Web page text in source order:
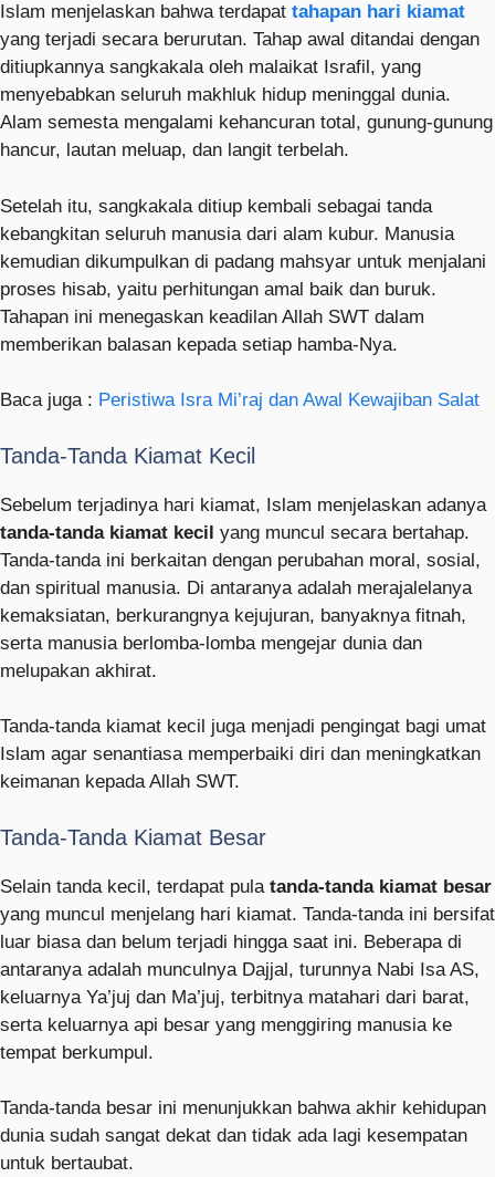
Islam menjelaskan bahwa terdapat tahapan hari kiamat
yang terjadi secara berurutan. Tahap awal ditandai dengan
ditiupkannya sangkakala oleh malaikat Israfil, yang
menyebabkan seluruh makhluk hidup meninggal dunia.
Alam semesta mengalami kehancuran total, gunung-gunung
hancur, lautan meluap, dan langit terbelah.
Setelah itu, sangkakala ditiup kembali sebagai tanda
kebangkitan seluruh manusia dari alam kubur. Manusia
kemudian dikumpulkan di padang mahsyar untuk menjalani
proses hisab, yaitu perhitungan amal baik dan buruk.
Tahapan ini menegaskan keadilan Allah SWT dalam
memberikan balasan kepada setiap hamba-Nya.
Baca juga : Peristiwa Isra Mi’raj dan Awal Kewajiban Salat
Tanda-Tanda Kiamat Kecil
Sebelum terjadinya hari kiamat, Islam menjelaskan adanya
tanda-tanda kiamat kecil yang muncul secara bertahap.
Tanda-tanda ini berkaitan dengan perubahan moral, sosial,
dan spiritual manusia. Di antaranya adalah merajalelanya
kemaksiatan, berkurangnya kejujuran, banyaknya fitnah,
serta manusia berlomba-lomba mengejar dunia dan
melupakan akhirat.
Tanda-tanda kiamat kecil juga menjadi pengingat bagi umat
Islam agar senantiasa memperbaiki diri dan meningkatkan
keimanan kepada Allah SWT.
Tanda-Tanda Kiamat Besar
Selain tanda kecil, terdapat pula tanda-tanda kiamat besar
yang muncul menjelang hari kiamat. Tanda-tanda ini bersifat
luar biasa dan belum terjadi hingga saat ini. Beberapa di
antaranya adalah munculnya Dajjal, turunnya Nabi Isa AS,
keluarnya Ya’juj dan Ma’juj, terbitnya matahari dari barat,
serta keluarnya api besar yang menggiring manusia ke
tempat berkumpul.
Tanda-tanda besar ini menunjukkan bahwa akhir kehidupan
dunia sudah sangat dekat dan tidak ada lagi kesempatan
untuk bertaubat.